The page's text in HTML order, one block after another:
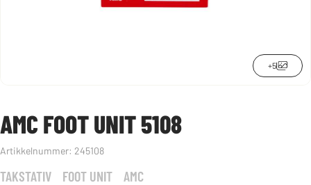
+5
AMC FOOT UNIT 5108
Artikkelnummer: 245108
TAKSTATIV FOOT UNIT
AMC